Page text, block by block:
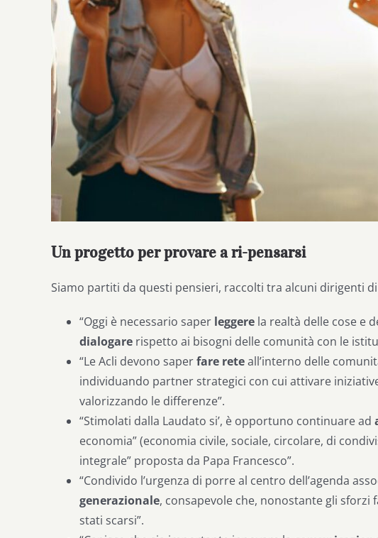
Un progetto per provare a ri-pensarsi
Siamo partiti da questi pensieri, raccolti tra alcuni dirigenti
“Oggi è necessario saper leggere la realtà delle cose e
dialogare rispetto ai bisogni delle comunità con le
“Le Acli devono saperfare reteall’interno delle
individuando partner strategici con cui attivare
valorizzando le differenze”.
“Stimolati dalla Laudato si’, è opportuno continuare ad
economia” (economia civile, sociale, circolare, di
integrale” proposta da Papa Francesco”.
“Condivido l’urgenza di porre al centro dell’agenda
generazionale, consapevole che, nonostante gli
stati scarsi”.